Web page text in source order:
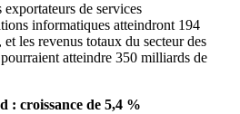
exportateurs de services
informatiques atteindront 194
les revenus totaux du secteur des
atteindre 350 milliards de
: croissance de 5,4 %